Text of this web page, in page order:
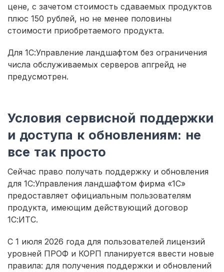
цене, с зачетом стоимость сдаваемых продуктов
плюс 150 рублей, но не менее половины
стоимости приобретаемого продукта.
Для 1С:Управление ландшафтом без ограничения
числа обслуживаемых серверов апгрейд не
предусмотрен.
Условия сервисной поддержки
и доступа к обновлениям: не
все так просто
Сейчас право получать поддержку и обновления
для 1С:Управления ландшафтом фирма «1С»
предоставляет официальным пользователям
продукта, имеющим действующий договор
1С:ИТС.
С 1 июля 2026 года для пользователей лицензий
уровней ПРОФ и КОРП планируется ввести новые
правила: для получения поддержки и обновлений